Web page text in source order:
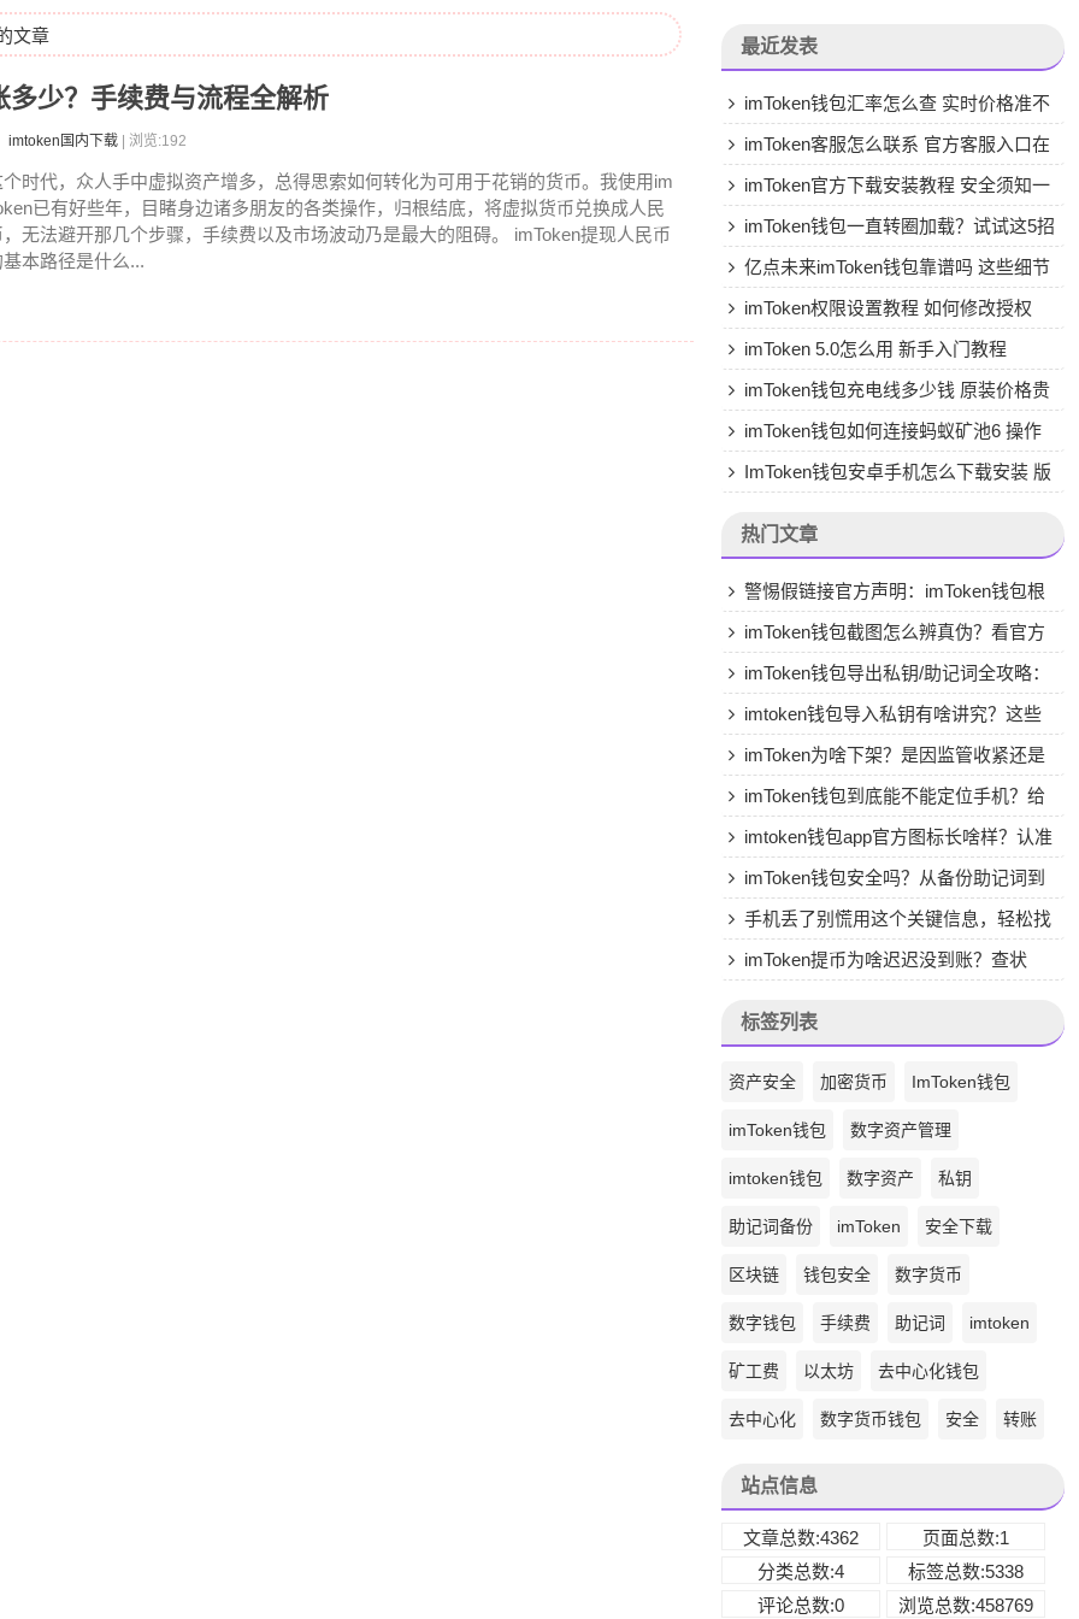
文章
少？手续费与流程全解析
imtoken国内下载 | 浏览:192
个时代，众人手中虚拟资产增多，总得思索如何转化为可用于花销的货币。我使用im
已有好些年，目睹身边诸多朋友的各类操作，归根结底，将虚拟货币兑换成人民
，无法避开那几个步骤，手续费以及市场波动乃是最大的阻碍。 imToken提现人民币
基本路径是什么...
最近发表
imToken钱包汇率怎么查 实时价格准不
准imToken客服怎么联系 官方客服入口在
哪imToken官方下载安装教程 安全须知一
网打尽
imToken钱包一直转圈加载？试试这5招
马上解决
亿点未来imToken钱包靠谱吗 这些细节
你要知道
imToken权限设置教程 如何修改授权
imToken 5.0怎么用 新手入门教程
imToken钱包充电线多少钱 原装价格贵
不贵imToken钱包如何连接蚂蚁矿池6 操作
步骤详解
ImToken钱包安卓手机怎么下载安装 版
热门文章
警惕假链接官方声明：imToken钱包根
本没有5.0版App
imToken钱包截图怎么辨真伪？看官方
渠道，认准图标和细节
imToken钱包导出私钥/助记词全攻略：
步骤详解与安全保存终极指南
imtoken钱包导入私钥有啥讲究？这些
准备和操作步骤要知道
imToken为啥下架？是因监管收紧还是
自身安全漏洞？
imToken钱包到底能不能定位手机？给
你讲清楚资产安全和隐私真相
imtoken钱包app官方图标长啥样？认准
橙色双环谨防山寨
imToken钱包安全吗？从备份助记词到
使用视频教程，新手必看指南
手机丢了别慌用这个关键信息，轻松找
回imToken钱包资产
imToken提币为啥迟迟没到账？查状
标签列表
资产安全 加密货币 ImToken钱包
imToken钱包 数字资产管理
imtoken钱包 数字资产 私钥
助记词备份 imToken 安全下载
区块链 钱包安全 数字货币
数字钱包 手续费 助记词 imtoken
矿工费 以太坊 去中心化钱包
去中心化 数字货币钱包 安全 转账
站点信息
文章总数:4362
页面总数:1
分类总数:4
标签总数:5338
评论总数:0
浏览总数:458769